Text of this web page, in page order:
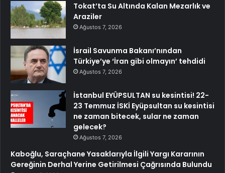
Tokat’ta Su Altında Kalan Mezarlık ve
Araziler
Ağustos 7, 2026
İsrail Savunma Bakanı’nından
Türkiye’ye ‘İran gibi olmayın’ tehdidi
Ağustos 7, 2026
İstanbul EYÜPSULTAN su kesintisi! 22-
23 Temmuz İSKİ Eyüpsultan su kesintisi
ne zaman bitecek, sular ne zaman
gelecek?
Ağustos 7, 2026
Kaboğlu, Saraçhane Yasaklarıyla İlgili Yargı Kararının
Gereğinin Derhal Yerine Getirilmesi Çağrısında Bulundu